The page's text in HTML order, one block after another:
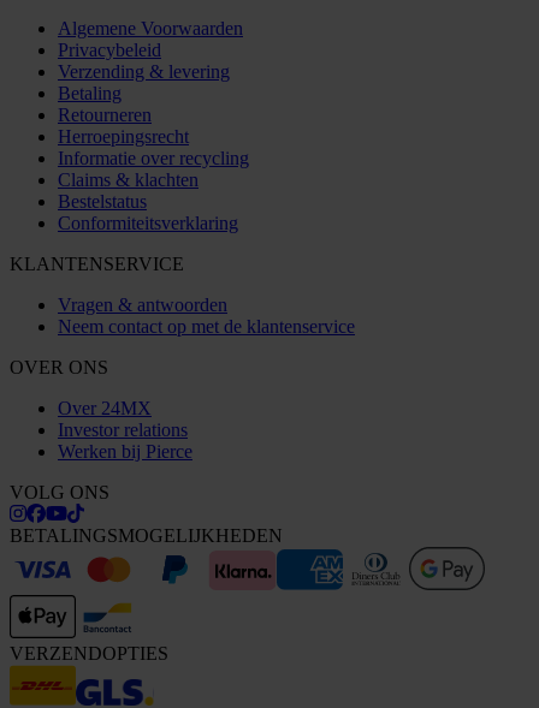
Algemene Voorwaarden
Privacybeleid
Verzending & levering
Betaling
Retourneren
Herroepingsrecht
Informatie over recycling
Claims & klachten
Bestelstatus
Conformiteitsverklaring
KLANTENSERVICE
Vragen & antwoorden
Neem contact op met de klantenservice
OVER ONS
Over 24MX
Investor relations
Werken bij Pierce
VOLG ONS
BETALINGSMOGELIJKHEDEN
VERZENDOPTIES